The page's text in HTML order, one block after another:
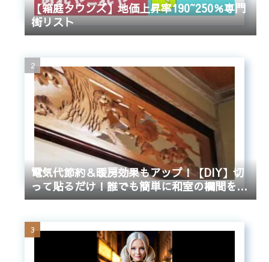
【箱庭タウンズ】地価上昇率190~250％専門
街リスト
電気代節約＆暖房効果もアップ！【DIY】切
って貼るだけ！誰でも簡単に和室の欄間をふ
さぐ方法